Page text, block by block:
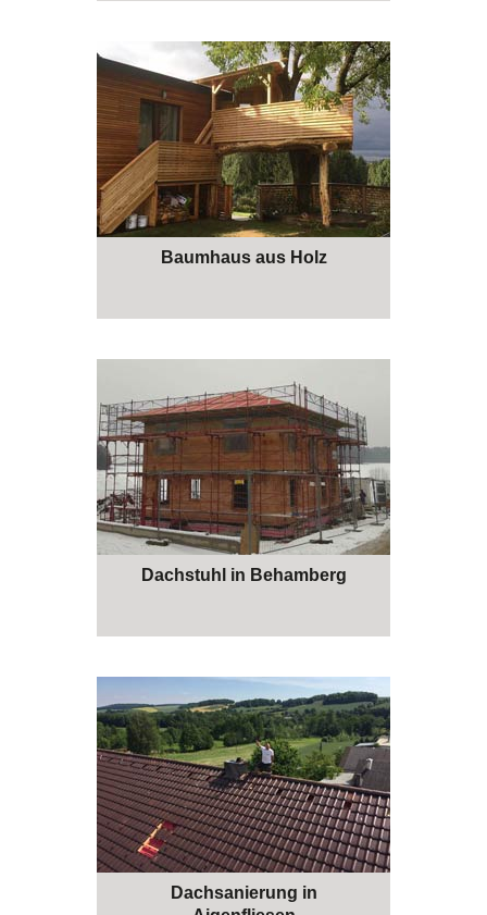
Baumhaus aus Holz
Dachstuhl in Behamberg
Dachsanierung in